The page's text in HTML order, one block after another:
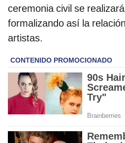
ceremonia civil se
formalizando así la
artistas.